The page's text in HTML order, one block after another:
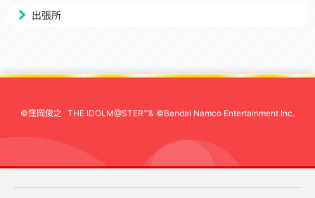
出張所
©窪岡俊之 THE IDOLM@STER™& ©Bandai Namco Entertainment Inc.